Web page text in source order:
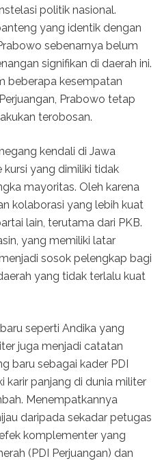
politik nasional.
yang identik dengan
sebenarnya belum
signifikan di daerah ini.
beberapa kesempatan
Prabowo tetap
terobosan.
kendali di Jawa
kursi yang dimiliki tidak
mayoritas. Oleh karena
kolaborasi yang lebih kuat
lain, terutama dari PKB.
yang memiliki latar
sosok pelengkap bagi
yang tidak terlalu kuat
seperti Andika yang
juga menjadi catatan
baru sebagai kader PDI
karir panjang di dunia militer
Menempatkannya
daripada sekadar petugas
komplementer yang
(PDI Perjuangan) dan